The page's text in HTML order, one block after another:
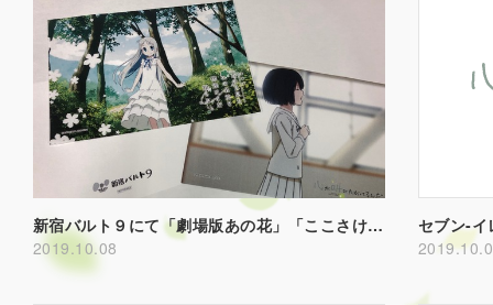
新宿バルト９にて「劇場版あの花」「ここさけ」連続上映決定！
2019.10.08